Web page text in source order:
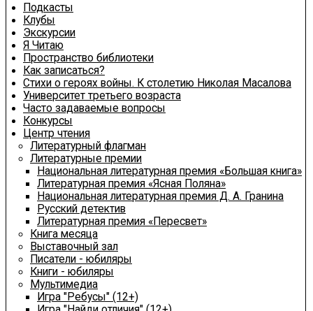
Подкасты
Клубы
Экскурсии
Я Читаю
Пространство библиотеки
Как записаться?
Стихи о героях войны. К столетию Николая Масалова
Университет третьего возраста
Часто задаваемые вопросы
Конкурсы
Центр чтения
Литературный флагман
Литературные премии
Национальная литературная премия «Большая книга»
Литературная премия «Ясная Поляна»
Национальная литературная премия Д. А. Гранина
Русский детектив
Литературная премия «Пересвет»
Книга месяца
Выставочный зал
Писатели - юбиляры
Книги - юбиляры
Мультимедиа
Игра "Ребусы" (12+)